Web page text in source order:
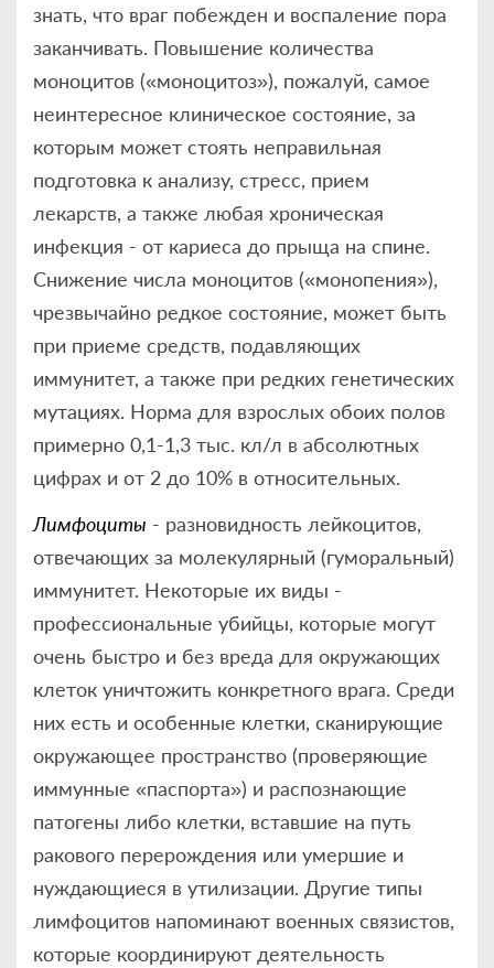
знать, что враг побежден и воспаление пора
заканчивать. Повышение количества
моноцитов («моноцитоз»), пожалуй, самое
неинтересное клиническое состояние, за
которым может стоять неправильная
подготовка к анализу, стресс, прием
лекарств, а также любая хроническая
инфекция - от кариеса до прыща на спине.
Снижение числа моноцитов («монопения»),
чрезвычайно редкое состояние, может быть
при приеме средств, подавляющих
иммунитет, а также при редких генетических
мутациях. Норма для взрослых обоих полов
примерно 0,1-1,3 тыс. кл/л в абсолютных
цифрах и от 2 до 10% в относительных.
Лимфоциты - разновидность лейкоцитов,
отвечающих за молекулярный (гуморальный)
иммунитет. Некоторые их виды -
профессиональные убийцы, которые могут
очень быстро и без вреда для окружающих
клеток уничтожить конкретного врага. Среди
них есть и особенные клетки, сканирующие
окружающее пространство (проверяющие
иммунные «паспорта») и распознающие
патогены либо клетки, вставшие на путь
ракового перерождения или умершие и
нуждающиеся в утилизации. Другие типы
лимфоцитов напоминают военных связистов,
которые координируют деятельность